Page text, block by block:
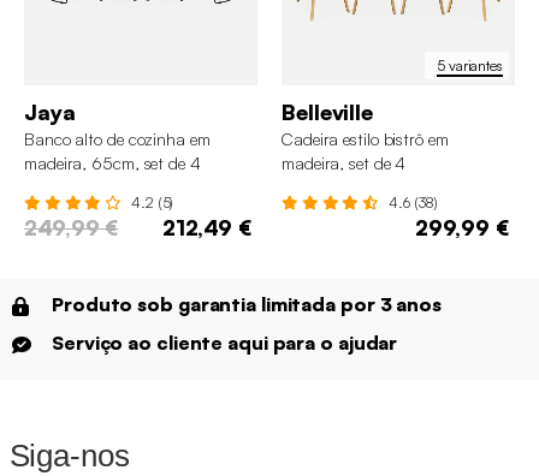
Jaya
Banco alto de cozinha em
madeira, 65cm, set de 4
4.2 (5)
249,99 € 212,49 €
5 variantes
Belleville
Cadeira estilo bistrô em
madeira, set de 4
4.6 (38)
299,99 €
Produto sob garantia limitada por 3 anos
Serviço ao cliente aqui para o ajudar
Siga-nos